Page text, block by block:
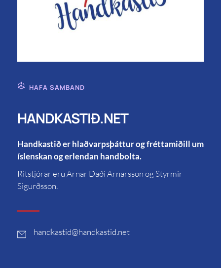
HAFA SAMBAND
HANDKASTIÐ.NET
Handkastið er hlaðvarpsþáttur og fréttamiðill um
íslenskan og erlendan handbolta.
Ritstjórar eru Arnar Daði Arnarsson og Styrmir
Sigurðsson.
handkastid@handkastid.net